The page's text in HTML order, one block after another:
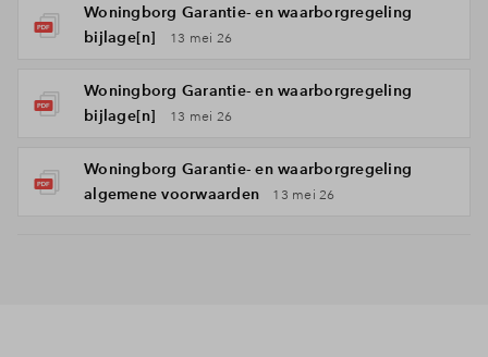
Woningborg Garantie- en waarborgregeling
bijlage[n]
13 mei 26
Woningborg Garantie- en waarborgregeling
bijlage[n]
13 mei 26
Woningborg Garantie- en waarborgregeling
algemene voorwaarden
13 mei 26